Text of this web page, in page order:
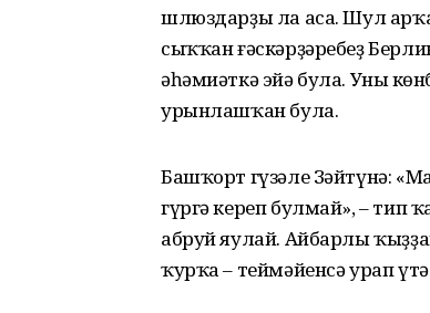
шлюздарҙы ла аса. Шул
сыҡҡан ғәскәрҙәребеҙ
әһәмиәткә эйә була. Уның
урынлашҡан була.
Башҡорт гүзәле Зәйтүнә:
гүргә кереп булмай», – тип
абруй яулай. Айбарлы
ҡурҡа – теймәйенсә урап